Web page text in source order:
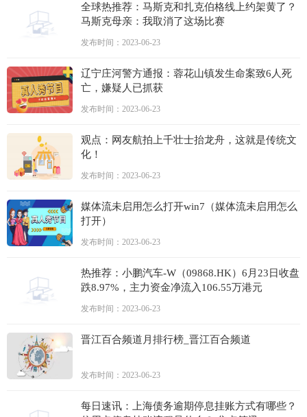
全球热推荐：马斯克和扎克伯格线上约架黄了？
马斯克母亲：我取消了这场比赛
发布时间：2023-06-23
辽宁庄河警方通报：蓉花山镇发生命案致6人死
亡，嫌疑人已抓获
发布时间：2023-06-23
观点：网友航拍上千壮士抬龙舟，这就是传统文
化！
发布时间：2023-06-23
媒体流未启用怎么打开win7（媒体流未启用怎么
打开）
发布时间：2023-06-23
热推荐：小鹏汽车-W（09868.HK）6月23日收盘
跌8.97%，主力资金净流入106.55万港元
发布时间：2023-06-23
晋江百合频道月排行榜_晋江百合频道
发布时间：2023-06-23
每日速讯：上海债务逾期停息挂账方式有哪些？